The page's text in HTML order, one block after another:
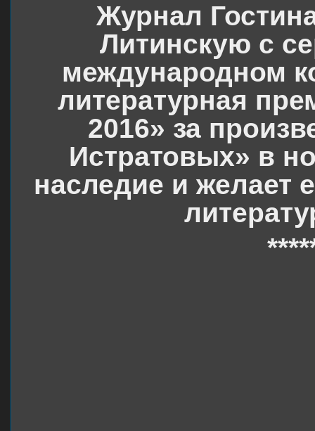
Журнал
Литинскую с
международном
литературная
2016» за
Истратовых» в
наследие и желает